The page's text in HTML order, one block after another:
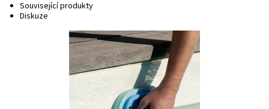
Související produkty
Diskuze
Ergonomická rukojeť zajišťuje pohodlné a snadné čištění
vodní hladiny. Součástí setu je držák a 3 magické houby.
Zakoupit můžete i samotné náhradní...
Dostupnost:
Skladem
Desjoyaux